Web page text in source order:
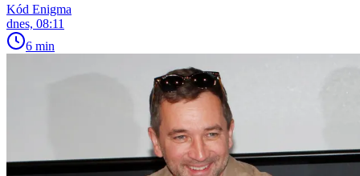
Kód Enigma
dnes, 08:11
6 min